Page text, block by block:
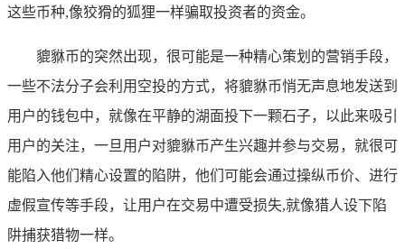
这些币种,像狡猾的狐狸一样骗取投资者的资金。
貔貅币的突然出现，很可能是一种精心策划的营销手段，
一些不法分子会利用空投的方式，将貔貅币悄无声息地发送到
用户的钱包中，就像在平静的湖面投下一颗石子，以此来吸引
用户的关注，一旦用户对貔貅币产生兴趣并参与交易，就很可
能陷入他们精心设置的陷阱，他们可能会通过操纵币价、进行
虚假宣传等手段，让用户在交易中遭受损失,就像猎人设下陷
阱捕获猎物一样。